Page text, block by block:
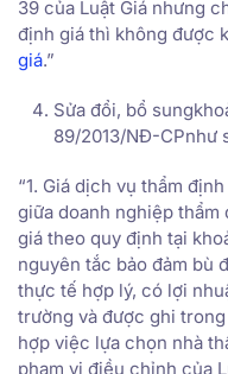
39 của Luật Giá nhưng
định giá thì không được
giá.”
Sửa đổi, bổ
89/2013/NĐ-CPnhư
“1. Giá dịch vụ thẩm
giữa doanh nghiệp thẩm
giá theo quy định tại
nguyên tắc bảo đảm bù
thực tế hợp lý, có lợi
trường và được ghi
hợp việc lựa chọn nhà
phạm vi điều chỉnh của